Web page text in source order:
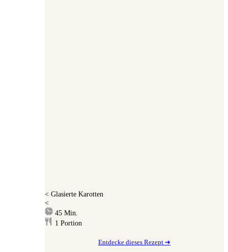
< Glasierte Karotten
<
45 Minuten
Min.
1 Portion
Entdecke dieses Rezept ➔